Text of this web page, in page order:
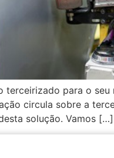
para o
circula sobre a
solução. Vamos […]